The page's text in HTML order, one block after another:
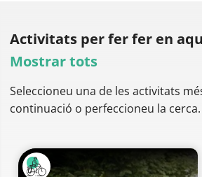
Activitats per ferfer en
Mostrar tots
Seleccioneu una de les activitats
continuació o perfeccioneu la cerca.